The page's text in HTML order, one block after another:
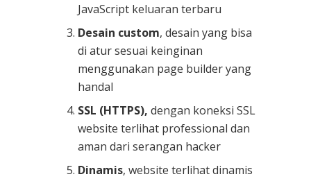
JavaScript keluaran terbaru
Desain custom, desain yang bisa
di atur sesuai keinginan
menggunakan page builder yang
handal
SSL (HTTPS), dengan koneksi SSL
website terlihat professional dan
aman dari serangan hacker
Dinamis, website terlihat dinamis